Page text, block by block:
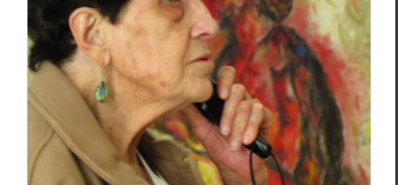
Un bouquet de mots pour Judith
Rodriguez
Focus Judith Rodriguez